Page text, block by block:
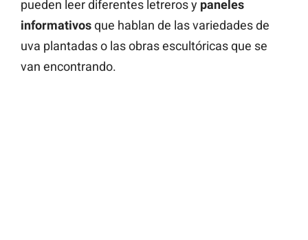
pueden leer diferentes letreros y paneles
informativosque hablan de las variedades de
uva plantadas o las obras escultóricas que se
van encontrando.